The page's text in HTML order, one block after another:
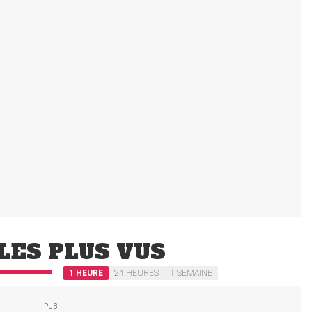
PLUS VUS
1 HEURE 24 HEURES 1 SEMAINE